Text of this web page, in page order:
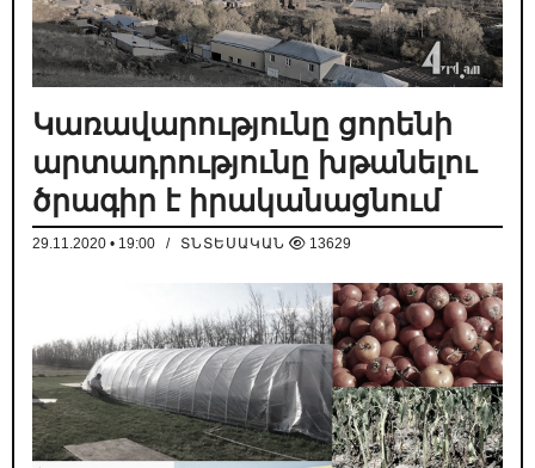
Կառավարությունը ցորենի
արտադրությունը խթանելու
ծրագիր է իրականացնում
29.11.2020 • 19:00 / ՏՆՏԵՍԱԿԱՆ 13629